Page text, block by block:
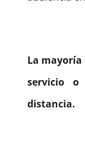
La
servicio o
distancia.